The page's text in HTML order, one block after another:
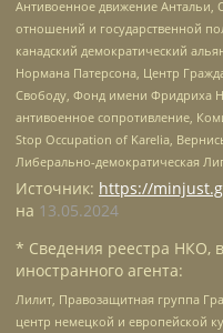
Антивоенное движение
отношений и государственной
канадский демократический
Нормана Патерсона, Центр
Свободу, Фонд имени Фридриха
антивоенное сопротивление,
Stop Occupation of Karelia,
Либерально-демократическая
Источник: https://
на 13.05.2024
* Сведения реестра НКО,
иностранного агента:
Лилит, Правозащитная группа
центр немецкой и европейской